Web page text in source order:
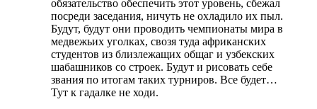
обязательство обеспечить этот уровень, сбежал
посреди заседания, ничуть не охладило их пыл.
Будут, будут они проводить чемпионаты мира в
медвежьих уголках, свозя туда африканских
студентов из близлежащих общаг и узбекских
шабашников со строек. Будут и рисовать себе
звания по итогам таких турниров. Все будет…
Тут к гадалке не ходи.